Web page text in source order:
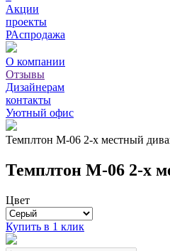
Акции
проекты
РАспродажа
О компании
Отзывы
Дизайнерам
контакты
Уютный офис
Темплтон М-06 2-х местный
Темплтон М-06 2-х
Цвет
Купить в 1 клик